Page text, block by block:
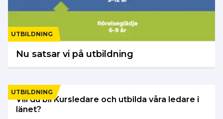
UTBILDNING
Nu satsar vi på utbildning
UTBILDNING
Vill du bli Kursledare och utbilda våra ledare i
länet?